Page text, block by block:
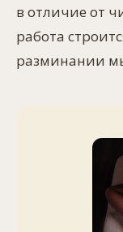
в отличие от
работа
разминании